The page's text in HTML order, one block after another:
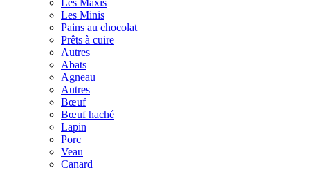
Les Maxis
Les Minis
Pains au chocolat
Prêts à cuire
Autres
Abats
Agneau
Autres
Bœuf
Bœuf haché
Lapin
Porc
Veau
Canard